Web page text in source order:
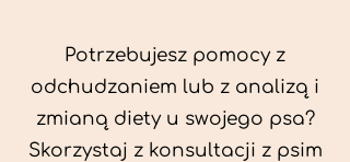
Potrzebujesz pomocy z
odchudzaniem lub z analizą i
zmianą diety u swojego psa?
Skorzystaj z konsultacji z psim